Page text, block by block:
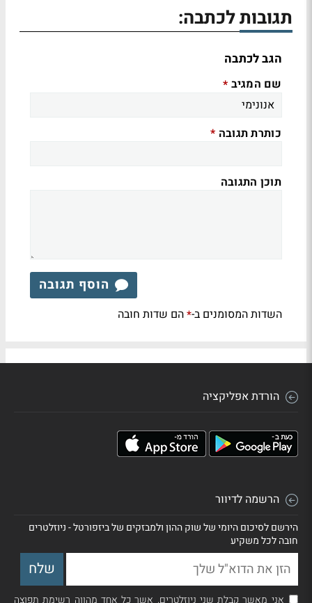
תגובות לכתבה:
הגב לכתבה
שם המגיב *
כותרת תגובה *
תוכן התגובה
הוסף תגובה
השדות המסומנים ב-*הם שדות חובה
הורדת אפליקציה
הרשמה לדיוור
הירשם לסיכום היומי של שוק ההון ולמבזקים של ביזפורטל - ניוזלטרים
חובה לכל משקיע
אני מאשר קבלת שני ניוזלטרים, אשר כל אחד מהווה רשימת תפוצה